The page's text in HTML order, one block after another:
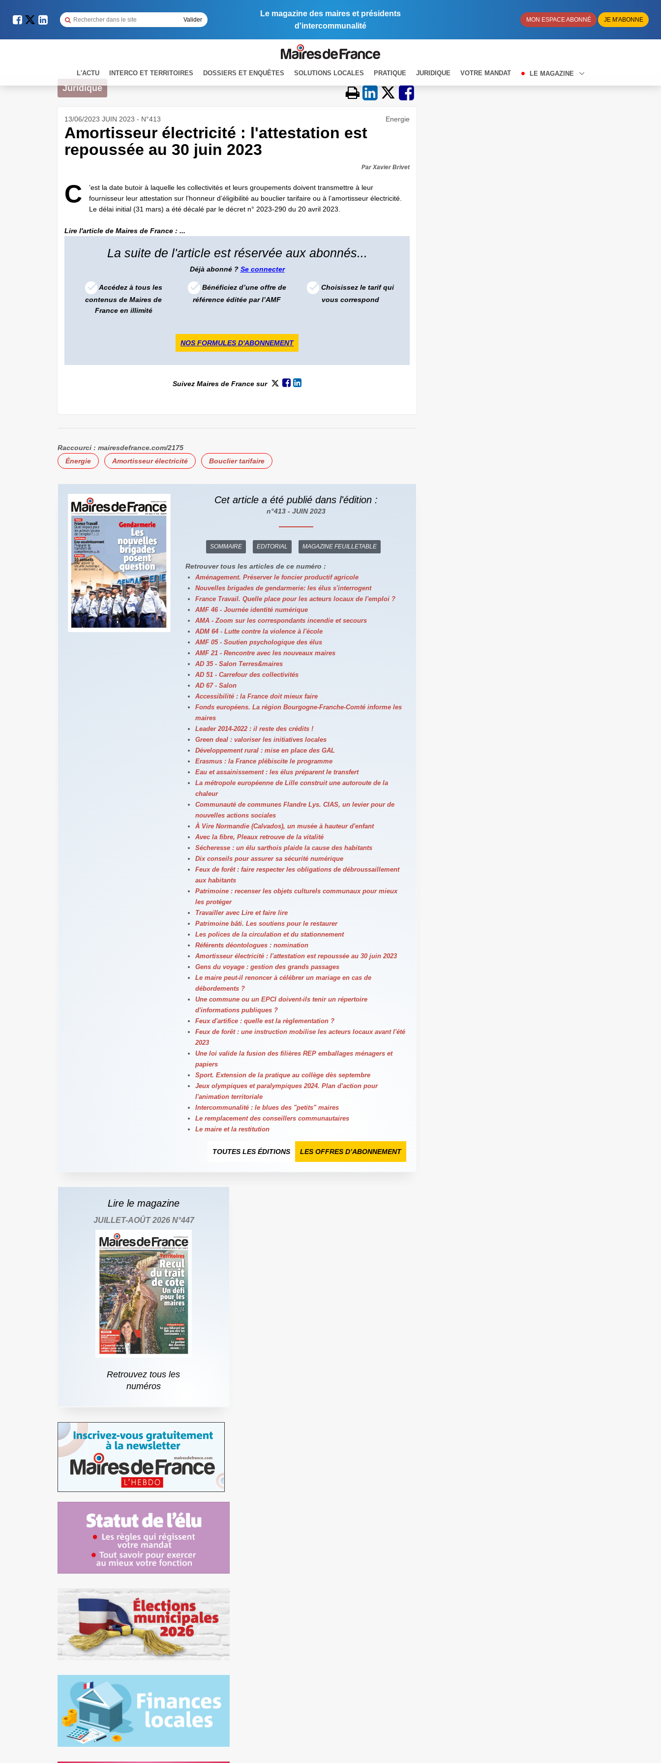
Le magazine des maires et présidents
d'intercommunalité
MON ESPACE ABONNÉ JE M'ABONNE
L'ACTU INTERCO ET TERRITOIRES DOSSIERS ET ENQUÊTES SOLUTIONS LOCALES PRATIQUE JURIDIQUE VOTRE MANDAT LE MAGAZINE
Juridique
13/06/2023 JUIN 2023 - N°413 Energie
Amortisseur électricité : l'attestation est
repoussée au 30 juin 2023
Par Xavier Brivet
C
’est la date butoir à laquelle les collectivités et leurs groupements doivent transmettre à leur
fournisseur leur attestation sur l’honneur d’éligibilité au bouclier tarifaire ou à l’amortisseur électricité.
Le délai initial (31 mars) a été décalé par le décret n° 2023-290 du 20 avril 2023.
Lire l'article de Maires de France : ...
La suite de l'article est réservée aux abonnés...
Déjà abonné ? Se connecter
Accédez à tous les
contenus de Maires de
France en illimité
Bénéficiez d’une offre de
référence éditée par l’AMF
Choisissez le tarif qui
vous correspond
NOS FORMULES D'ABONNEMENT
Suivez Maires de France sur
Raccourci : mairesdefrance.com/2175
Énergie
Amortisseur électricité Bouclier tarifaire
Cet article a été publié dans l'édition :
n°413 - JUIN 2023
SOMMAIRE EDITORIAL MAGAZINE FEUILLETABLE
Retrouver tous les articles de ce numéro :
Aménagement. Préserver le foncier productif agricole
Nouvelles brigades de gendarmerie: les élus s'interrogent
France Travail. Quelle place pour les acteurs locaux de l'emploi ?
AMF 46 - Journée identité numérique
AMA - Zoom sur les correspondants incendie et secours
ADM 64 - Lutte contre la violence à l'école
AMF 05 - Soutien psychologique des élus
AMF 21 - Rencontre avec les nouveaux maires
AD 35 - Salon Terres&maires
AD 51 - Carrefour des collectivités
AD 67 - Salon
Accessibilité : la France doit mieux faire
Fonds européens. La région Bourgogne-Franche-Comté informe les
maires
Leader 2014-2022 : il reste des crédits !
Green deal : valoriser les initiatives locales
Développement rural : mise en place des GAL
Erasmus : la France plébiscite le programme
Eau et assainissement : les élus préparent le transfert
La métropole européenne de Lille construit une autoroute de la
chaleur
Communauté de communes Flandre Lys. CIAS, un levier pour de
nouvelles actions sociales
À Vire Normandie (Calvados), un musée à hauteur d'enfant
Avec la fibre, Pleaux retrouve de la vitalité
Sécheresse : un élu sarthois plaide la cause des habitants
Dix conseils pour assurer sa sécurité numérique
Feux de forêt : faire respecter les obligations de débroussaillement
aux habitants
Patrimoine : recenser les objets culturels communaux pour mieux
les protéger
Travailler avec Lire et faire lire
Patrimoine bâti. Les soutiens pour le restaurer
Les polices de la circulation et du stationnement
Référents déontologues : nomination
Amortisseur électricité : l'attestation est repoussée au 30 juin 2023
Gens du voyage : gestion des grands passages
Le maire peut-il renoncer à célébrer un mariage en cas de
débordements ?
Une commune ou un EPCI doivent-ils tenir un répertoire
d'informations publiques ?
Feux d'artifice : quelle est la règlementation ?
Feux de forêt : une instruction mobilise les acteurs locaux avant l'été
2023
Une loi valide la fusion des filières REP emballages ménagers et
papiers
Sport. Extension de la pratique au collège dès septembre
Jeux olympiques et paralympiques 2024. Plan d'action pour
l'animation territoriale
Intercommunalité : le blues des "petits" maires
Le remplacement des conseillers communautaires
Le maire et la restitution
LES OFFRES D’ABONNEMENT
TOUTES LES ÉDITIONS
Lire le magazine
JUILLET-AOÛT 2026 N°447
Retrouvez tous les
numéros